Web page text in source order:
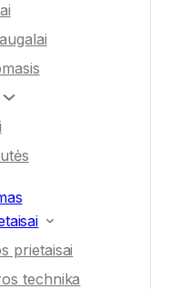
prietaisai
technika